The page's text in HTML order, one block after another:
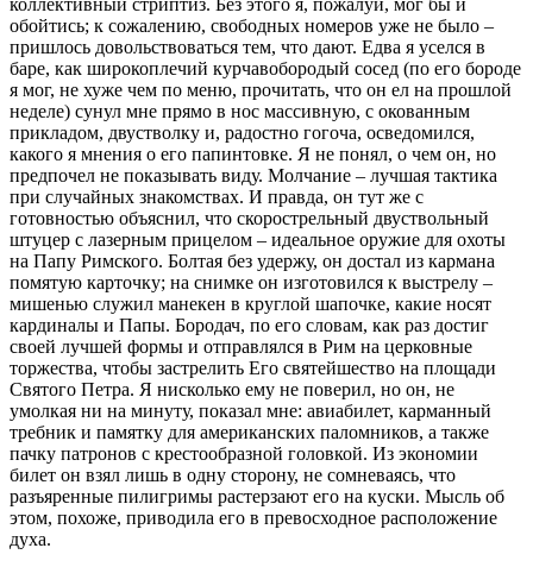
обойтись; к сожалению, свободных номеров уже не было –
пришлось довольствоваться тем, что дают. Едва я уселся в
баре, как широкоплечий курчавобородый сосед (по его бороде
я мог, не хуже чем по меню, прочитать, что он ел на прошлой
неделе) сунул мне прямо в нос массивную, с окованным
прикладом, двустволку и, радостно гогоча, осведомился,
какого я мнения о его папинтовке. Я не понял, о чем он, но
предпочел не показывать виду. Молчание – лучшая тактика
при случайных знакомствах. И правда, он тут же с
готовностью объяснил, что скорострельный двуствольный
штуцер с лазерным прицелом – идеальное оружие для охоты
на Папу Римского. Болтая без удержу, он достал из кармана
помятую карточку; на снимке он изготовился к выстрелу –
мишенью служил манекен в круглой шапочке, какие носят
кардиналы и Папы. Бородач, по его словам, как раз достиг
своей лучшей формы и отправлялся в Рим на церковные
торжества, чтобы застрелить Его святейшество на площади
Святого Петра. Я нисколько ему не поверил, но он, не
умолкая ни на минуту, показал мне: авиабилет, карманный
требник и памятку для американских паломников, а также
пачку патронов с крестообразной головкой. Из экономии
билет он взял лишь в одну сторону, не сомневаясь, что
разъяренные пилигримы растерзают его на куски. Мысль об
этом, похоже, приводила его в превосходное расположение
духа.